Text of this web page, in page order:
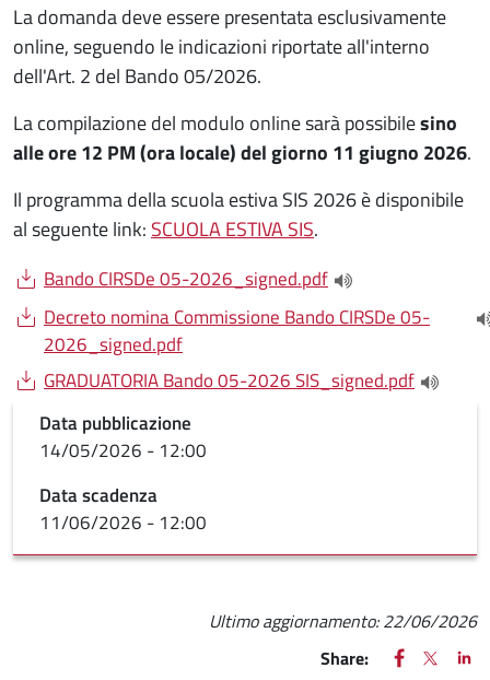
La domanda deve essere presentata esclusivamente
online, seguendo le indicazioni riportate all'interno
dell'Art. 2 del Bando 05/2026.
La compilazione del modulo online sarà possibilesino
alle ore 12 PM (ora locale) del giorno 11 giugno 2026.
Il programma della scuola estiva SIS 2026 è disponibile
al seguente link: SCUOLA ESTIVA SIS.
Document
Bando CIRSDe 05-2026_signed.pdf
(apre una nuova
Document
Decreto nomina Commissione Bando CIRSDe 05-
2026_signed.pdf
Document
GRADUATORIA Bando 05-2026 SIS_signed.pdf
(apre
Data pubblicazione
14/05/2026 - 12:00
Data scadenza
11/06/2026 - 12:00
Ultimo aggiornamento:22/06/2026
Share:
FACEBOOK
(apre una
X
(apre